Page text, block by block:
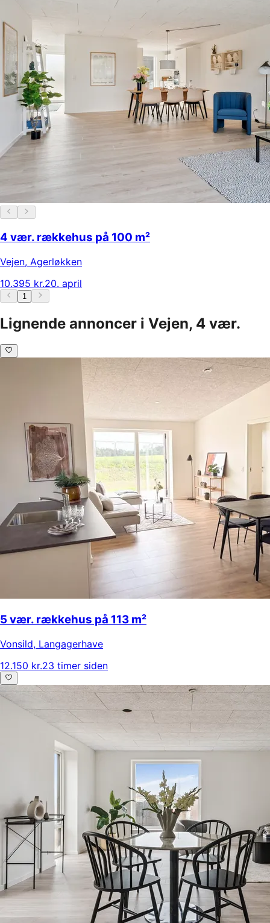
4 vær. rækkehus på 100 m²
Vejen, Agerløkken
10.395 kr.20. april
1
Lignende annoncer i Vejen, 4 vær.
5 vær. rækkehus på 113 m²
Vonsild, Langagerhave
12.150 kr.23 timer siden